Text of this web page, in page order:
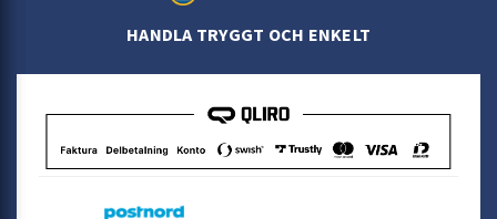
HANDLA TRYGGT OCH ENKELT